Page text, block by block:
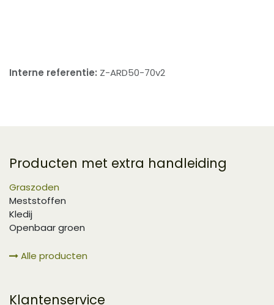
Interne referentie: Z-ARD50-70v2
Producten met extra handleiding
Graszoden
Meststoffen
Kledij
Openbaar groen
Alle producten
Klantenservice